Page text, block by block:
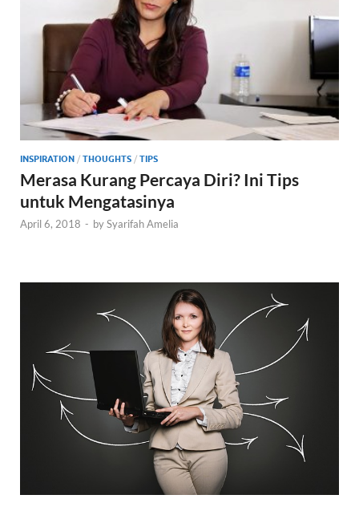
INSPIRATION / THOUGHTS / TIPS
Merasa Kurang Percaya Diri? Ini Tips
untuk Mengatasinya
April 6, 2018 - bySyarifah Amelia